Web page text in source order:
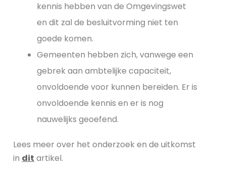
kennis hebben van de Omgevingswet
en dit zal de besluitvorming niet ten
goede komen.
Gemeenten hebben zich, vanwege een
gebrek aan ambtelijke capaciteit,
onvoldoende voor kunnen bereiden. Er is
onvoldoende kennis en er is nog
nauwelijks geoefend.
Lees meer over het onderzoek en de uitkomst
in dit artikel.